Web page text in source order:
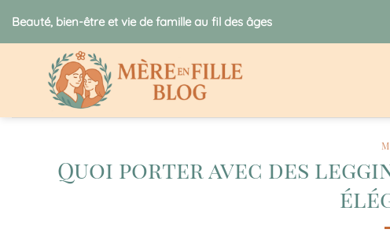
au
Beauté, bien-être et vie de famille au fil des âges
Quoi porter avec des